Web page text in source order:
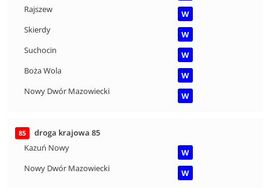
Rajszew
W
Skierdy
W
Suchocin
W
Boża Wola
W
Nowy Dwór Mazowiecki
W
85
droga krajowa 85
Kazuń Nowy
W
Nowy Dwór Mazowiecki
W